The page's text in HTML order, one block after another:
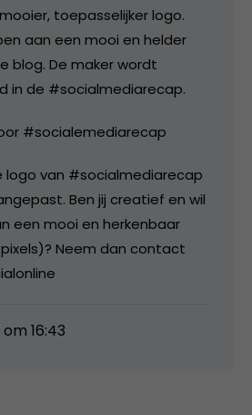
toepasselijker logo.
aan een mooi en helder
blog. De maker wordt
in de #socialmediarecap.
#socialemediarecap
logo van #socialmediarecap
Ben jij creatief en wil
een mooi en herkenbaar
pixels)? Neem dan contact
16:43